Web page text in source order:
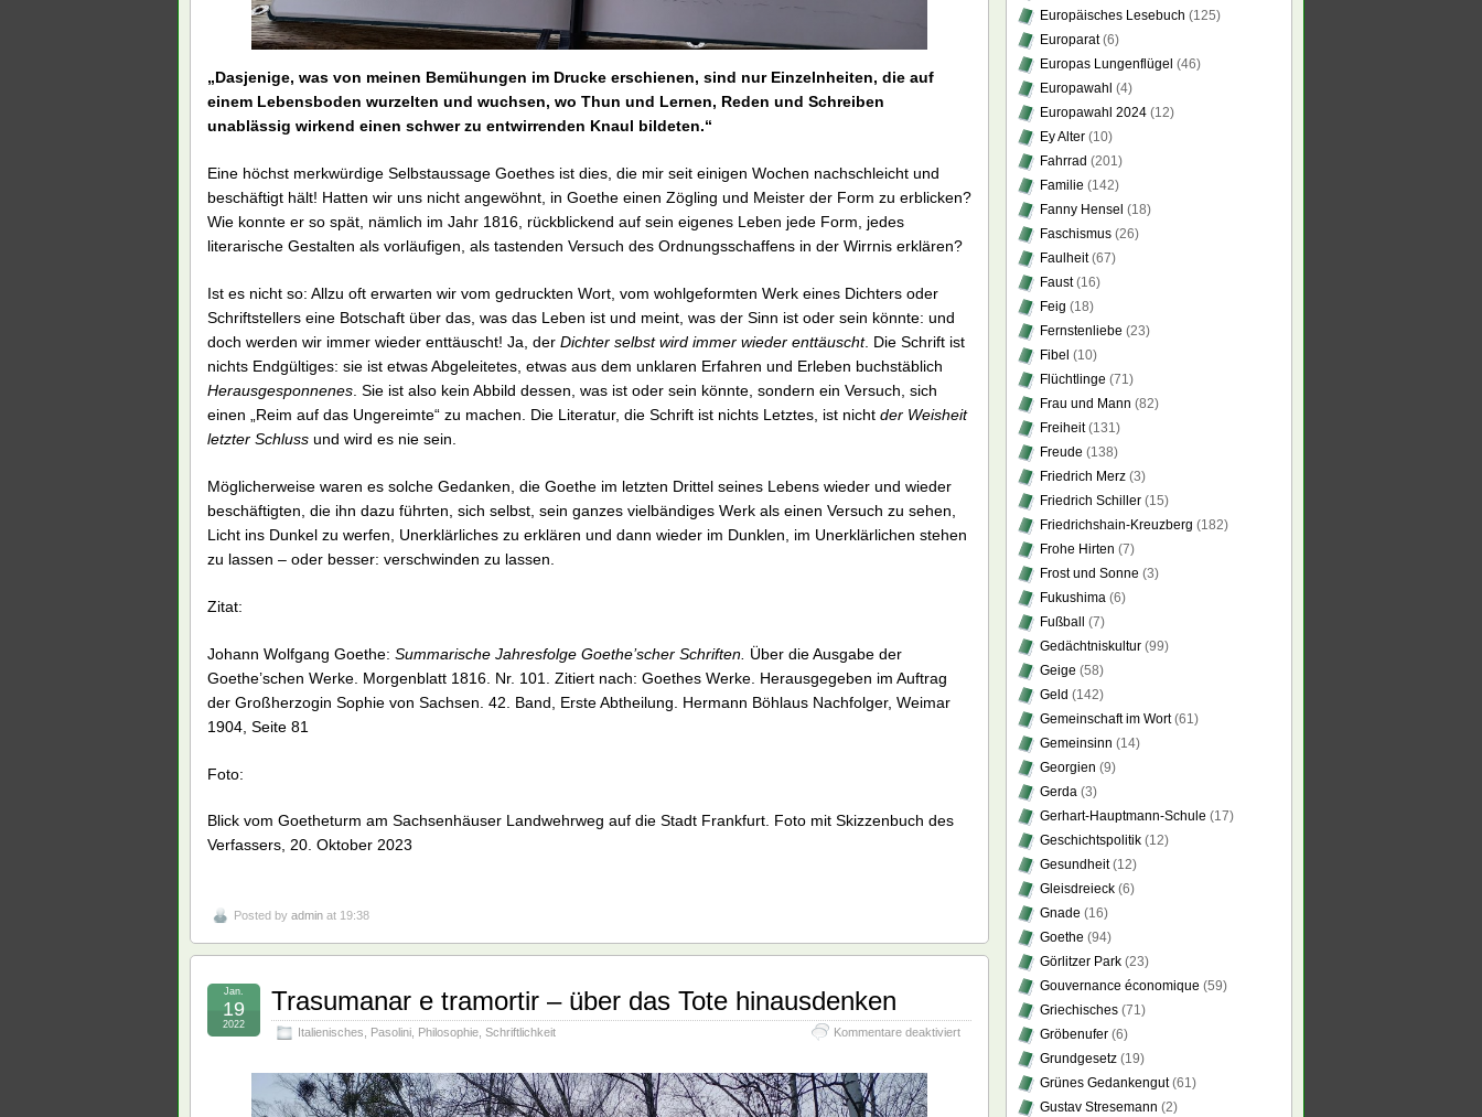
„Dasjenige, was von meinen Bemühungen im Drucke erschienen, sind nur Einzelnheiten, die auf
einem Lebensboden wurzelten und wuchsen, wo Thun und Lernen, Reden und Schreiben
unablässig wirkend einen schwer zu entwirrenden Knaul bildeten.“
Eine höchst merkwürdige Selbstaussage Goethes ist dies, die mir seit einigen Wochen nachschleicht und
beschäftigt hält! Hatten wir uns nicht angewöhnt, in Goethe einen Zögling und Meister der Form zu erblicken?
Wie konnte er so spät, nämlich im Jahr 1816, rückblickend auf sein eigenes Leben jede Form, jedes
literarische Gestalten als vorläufigen, als tastenden Versuch des Ordnungsschaffens in der Wirrnis erklären?
Ist es nicht so: Allzu oft erwarten wir vom gedruckten Wort, vom wohlgeformten Werk eines Dichters oder
Schriftstellers eine Botschaft über das, was das Leben ist und meint, was der Sinn ist oder sein könnte: und
doch werden wir immer wieder enttäuscht! Ja, der Dichter selbst wird immer wieder enttäuscht. Die Schrift ist
nichts Endgültiges: sie ist etwas Abgeleitetes, etwas aus dem unklaren Erfahren und Erleben buchstäblich
Herausgesponnenes . Sie ist also kein Abbild dessen, was ist oder sein könnte, sondern ein Versuch, sich
einen „Reim auf das Ungereimte“ zu machen. Die Literatur, die Schrift ist nichts Letztes, ist nicht der Weisheit
letzter Schluss und wird es nie sein.
Möglicherweise waren es solche Gedanken, die Goethe im letzten Drittel seines Lebens wieder und wieder
beschäftigten, die ihn dazu führten, sich selbst, sein ganzes vielbändiges Werk als einen Versuch zu sehen,
Licht ins Dunkel zu werfen, Unerklärliches zu erklären und dann wieder im Dunklen, im Unerklärlichen stehen
zu lassen – oder besser: verschwinden zu lassen.
Zitat:
Johann Wolfgang Goethe: Summarische Jahresfolge Goethe’scher Schriften. Über die Ausgabe der
Goethe’schen Werke. Morgenblatt 1816. Nr. 101. Zitiert nach: Goethes Werke. Herausgegeben im Auftrag
der Großherzogin Sophie von Sachsen. 42. Band, Erste Abtheilung. Hermann Böhlaus Nachfolger, Weimar
1904, Seite 81
Foto:
Blick vom Goetheturm am Sachsenhäuser Landwehrweg auf die Stadt Frankfurt. Foto mit Skizzenbuch des
Verfassers, 20. Oktober 2023
Posted by admin at 19:38
Trasumanar e tramortir – über das Tote hinausdenken
Italienisches Pasolini Philosophie Schriftlichkeit Kommentare deaktiviertfür
Trasumanar
Jan.
19
2022
Europäisches Lesebuch (125)
Europarat(6)
Europas Lungenflügel (46)
Europawahl (4)
Europawahl 2024 (12)
Ey Alter (10)
Fahrrad (201)
Familie (142)
Fanny Hensel (18)
Faschismus (26)
Faulheit(67)
Faust(16)
Feig (18)
Fernstenliebe (23)
Fibel (10)
Flüchtlinge (71)
Frau und Mann (82)
Freiheit(131)
Freude (138)
Friedrich Merz (3)
Friedrich Schiller (15)
Friedrichshain-Kreuzberg (182)
Frohe Hirten (7)
Frost und Sonne (3)
Fukushima (6)
Fußball
(7)
Gedächtniskultur (99)
Geige (58)
Geld (142)
Gemeinschaft im Wort(61)
Gemeinsinn (14)
Georgien (9)
Gerda (3)
Gerhart-Hauptmann-Schule (17)
Geschichtspolitik (12)
Gesundheit(12)
Gleisdreieck (6)
Gnade (16)
Goethe (94)
Görlitzer Park (23)
Gouvernance économique (59)
Griechisches (71)
Gröbenufer (6)
Grundgesetz (19)
Grünes Gedankengut(61)
Gustav Stresemann (2)